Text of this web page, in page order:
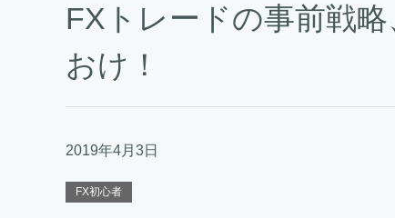
FXトレードの事前戦
おけ！
2019年4月3日
FX初心者